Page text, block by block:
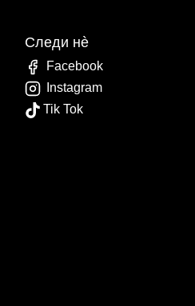
Следи нè
Facebook
Instagram
Tik Tok